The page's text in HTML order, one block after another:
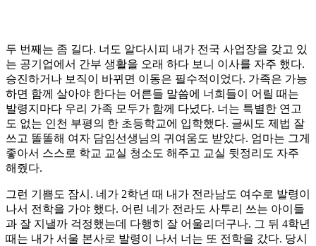
두 번째는 좀 길다. 너도 알다시피 내가 전국 사업장을 갖고 있
는 공기업에서 간부 생활을 오래 하다 보니 이사를 자주 했다.
승진하거나 보직이 바뀌면 이동은 필수적이었다. 가족은 가능
하면 함께 살아야 한다는 어른들 말씀에 너희들이 어릴 때는
발령지마다 우리 가족 모두가 함께 다녔다. 너는 특별한 연고
도 없는 인천 부평의 한 초등학교에 입학했다. 글씨도 제법 잘
쓰고 똘똘해 여자 담임선생님의 귀여움도 받았다. 엄마는 그게
좋아서 스스로 학교 교실 청소도 해주고 교실 뒷정리도 자주
해줬다.
그런 기쁨도 잠시. 네가 2학년 때 내가 전라남도 여수로 발령이
나서 전학을 가야 했다. 어린 네가 전라도 사투리 쓰는 아이들
과 잘 지낼까 걱정했는데 다행히 잘 어울리더구나. 그 뒤 4학년
때는 내가 서울 본사로 발령이 나서 너는 또 전학을 갔다. 당시